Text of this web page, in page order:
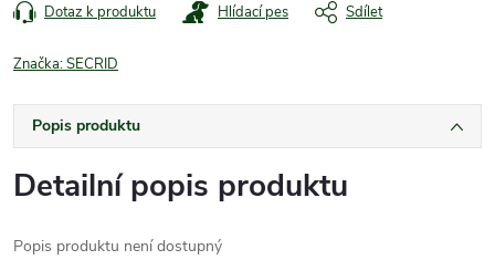
Dotaz k produktu Hlídací pes Sdílet
Značka:SECRID
Popis produktu
Detailní popis produktu
Popis produktu není dostupný